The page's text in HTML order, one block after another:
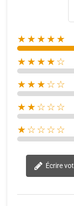
★★★★★
★★★★☆
★★★☆☆
★★☆☆☆
★☆☆☆☆
Écrire